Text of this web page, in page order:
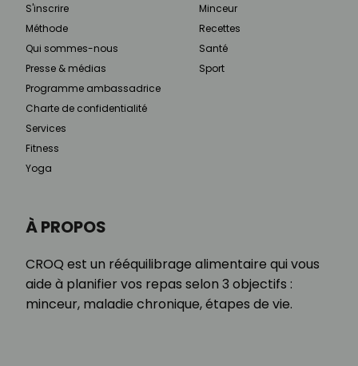
À PROPOS
CROQ est un rééquilibrage alimentaire qui vous
aide à planifier vos repas selon 3 objectifs :
minceur, maladie chronique, étapes de vie.
S'inscrire
Méthode
Qui sommes-nous
Presse & médias
Programme ambassadrice
Charte de confidentialité
Services
Fitness
Yoga
Minceur
Recettes
Santé
Sport